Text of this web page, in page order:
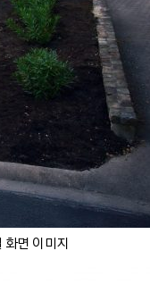
면 이미지